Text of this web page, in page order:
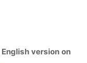
English version on